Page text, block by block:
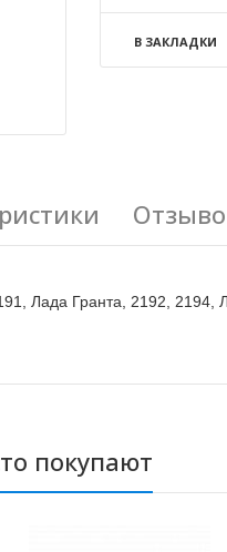
В ЗАКЛАДКИ
Лада Гранта, 2192,
покупают